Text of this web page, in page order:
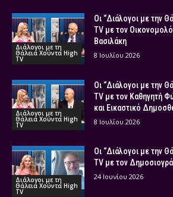
Διάλογοι με τη
Θάλεια Χούντα High
TV
Οι “Διάλογοι με την
TV με τον
Βασιλάκη
8 Ιουλίου 2026
Διάλογοι με τη
Θάλεια Χούντα High
TV
Οι “Διάλογοι με την
TV με τον Καθηγητή
και Εικαστικό
8 Ιουλίου 2026
Διάλογοι με τη
Θάλεια Χούντα High
TV
Οι “Διάλογοι με την
TV με τον
24 Ιουνίου 2026